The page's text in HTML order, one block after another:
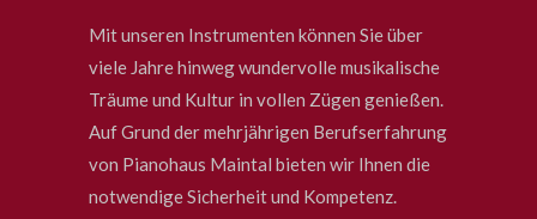
Mit unseren Instrumenten können Sie über
viele Jahre hinweg wundervolle musikalische
Träume und Kultur in vollen Zügen genießen.
Auf Grund der mehrjährigen Berufserfahrung
von Pianohaus Maintal bieten wir Ihnen die
notwendige Sicherheit und Kompetenz.